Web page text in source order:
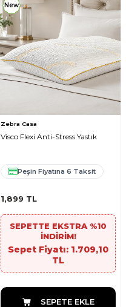
New
Zebra Casa
Visco Flexi Anti-Stress Yastık
Peşin Fiyatına 6 Taksit
1,899 TL
SEPETTE EKSTRA %10
İNDİRİM!
Sepet Fiyatı: 1.709,10
TL
SEPETE EKLE